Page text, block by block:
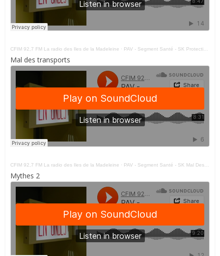
CFIM 92,7 FM La radio des Iles de la Madeleine · PAV - Segment Santé - SK Protection Solaire 190421
Mal des transports
CFIM 92,7 FM La radio des Iles de la Madeleine · PAV - Segment Santé - SK Mal Des Transports 120421
Mythes 2